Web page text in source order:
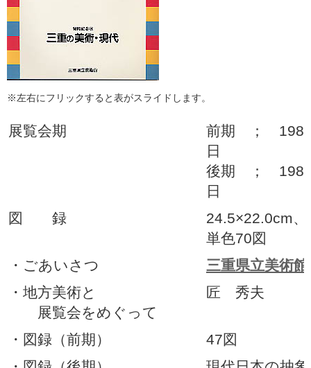
※左右にフリックすると表がスライドします。
展覧会期
前期 ； 1982
日
後期 ； 1982
日
図 録
24.5×22.0cm
単色70図
・ごあいさつ
三重県立美術
・地方美術と
展覧会をめぐって
匠 秀夫
・図録（前期）
47図